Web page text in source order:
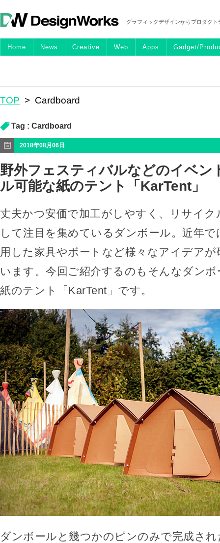
グラフィックデザインからプロダク
Home News Creative Web Apps Gadget/
TOP > Cardboard
Tag : Cardboard
2018年08月06日
野外フェスティバルなどのイベン
ル可能な紙のテント「KarTent」
丈夫かつ安価で加工がしやすく、リサイク
して注目を集めているダンボール。近年
用した家具やボートなど様々なアイデアが
います。今回ご紹介するのもそんなダン
紙のテント「KarTent」です。
ダンボールと幾つかのピンのみで完成さ